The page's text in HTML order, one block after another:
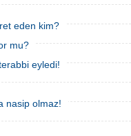
eden kim?
mu?
eyledi!
nasip olmaz!